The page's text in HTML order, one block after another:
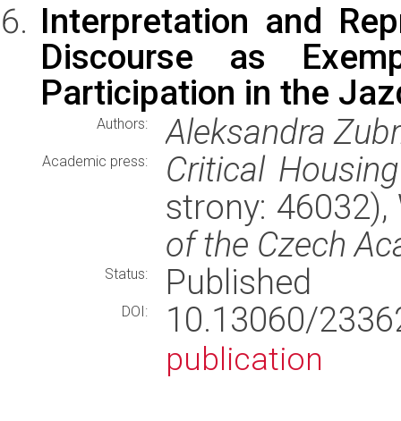
Interpretation and
Discourse as
Participation in the
Authors: Aleksandra
Academic press:
Critical
strony:
of the Czech
Status: Published
DOI: 10.13060/
publication